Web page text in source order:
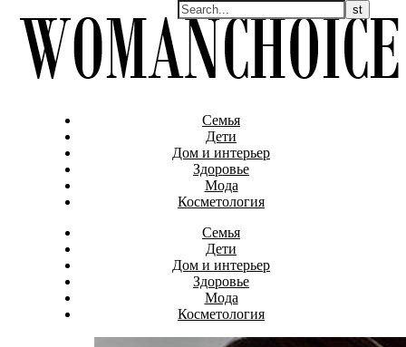
Семья
Дети
Дом и интерьер
Здоровье
Мода
Косметология
Семья
Дети
Дом и интерьер
Здоровье
Мода
Косметология